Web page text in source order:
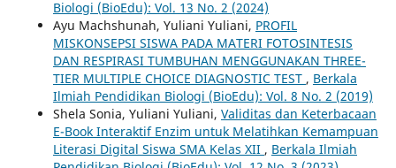
Biologi (BioEdu): Vol. 13 No. 2 (2024)
Ayu Machshunah, Yuliani Yuliani, PROFIL
MISKONSEPSI SISWA PADA MATERI FOTOSINTESIS
DAN RESPIRASI TUMBUHAN MENGGUNAKAN THREE-
TIER MULTIPLE CHOICE DIAGNOSTIC TEST , Berkala
Ilmiah Pendidikan Biologi (BioEdu): Vol. 8 No. 2 (2019)
Shela Sonia, Yuliani Yuliani, Validitas dan Keterbacaan
E-Book Interaktif Enzim untuk Melatihkan Kemampuan
Literasi Digital Siswa SMA Kelas XII , Berkala Ilmiah